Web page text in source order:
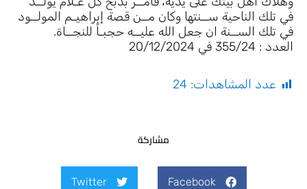
في تلك الناحية ســنتها وكان مــن قصة إبراهيـم المولــود
في تلك الســنة ان جعل الله عليــه حجبـاً للنجــاة.
العدد : 355/24 في 20/12/2024
عدد المشاهدات: 24
مشاركة
Facebook
Twitter